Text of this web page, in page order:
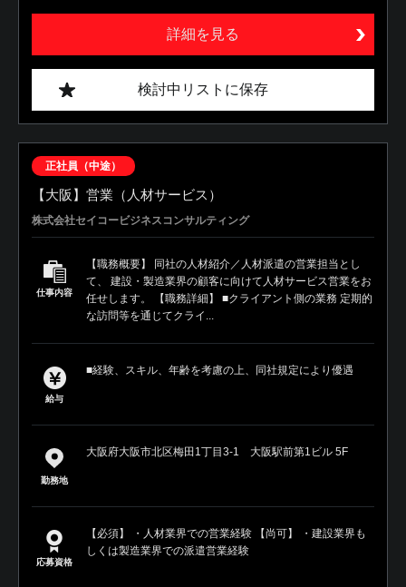
詳細を見る
検討中リストに保存
正社員（中途）
【大阪】営業（人材サービス）
株式会社セイコービジネスコンサルティング
仕事内容
【職務概要】 同社の人材紹介／人材派遣の営業担当とし
て、 建設・製造業界の顧客に向けて人材サービス営業をお
任せします。 【職務詳細】 ■クライアント側の業務 定期的
な訪問等を通じてクライ...
給与
■経験、スキル、年齢を考慮の上、同社規定により優遇
勤務地
大阪府大阪市北区梅田1丁目3-1 大阪駅前第1ビル 5F
応募資格
【必須】 ・人材業界での営業経験 【尚可】 ・建設業界も
しくは製造業界での派遣営業経験